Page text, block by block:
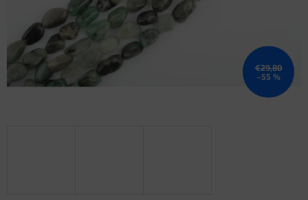
€29,80
–55 %